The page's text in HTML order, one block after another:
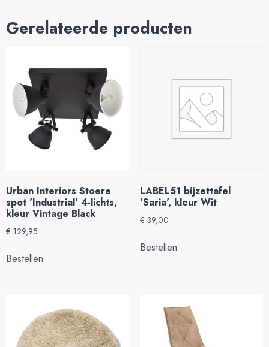
Gerelateerde producten
Urban Interiors Stoere
spot 'Industrial' 4-lichts,
kleur Vintage Black
€ 129,95
Bestellen
LABEL51 bijzettafel
'Saria', kleur Wit
€ 39,00
Bestellen